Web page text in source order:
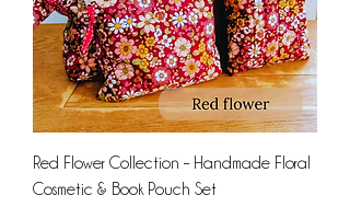
Red Flower Collection – Handmade Floral
Cosmetic & Book Pouch Set